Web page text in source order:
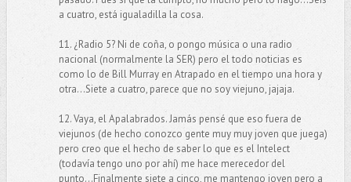
a cuatro, está igualadilla la cosa.
11. ¿Radio 5? Ni de coña, o pongo música o una radio
nacional (normalmente la SER) pero el todo noticias es
como lo de Bill Murray en Atrapado en el tiempo una hora y
otra...Siete a cuatro, parece que no soy viejuno, jajaja.
12. Vaya, el Apalabrados. Jamás pensé que eso fuera de
viejunos (de hecho conozco gente muy muy joven que juega)
pero creo que el hecho de saber lo que es el Intelect
(todavía tengo uno por ahí) me hace merecedor del
punto...Finalmente siete a cinco, me mantengo joven pero a